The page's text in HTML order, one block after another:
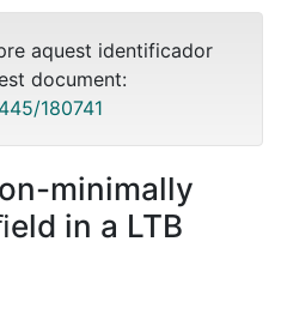
aquest identificador
document:
180741
minimally
in a LTB